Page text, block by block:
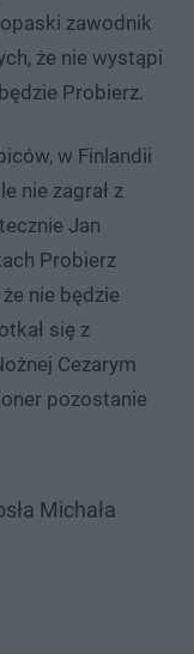
zawodnik
że nie wystąpi
Probierz.
w Finlandii
nie zagrał z
Jan
Probierz
nie będzie
się z
Cezarym
pozostanie
Michała